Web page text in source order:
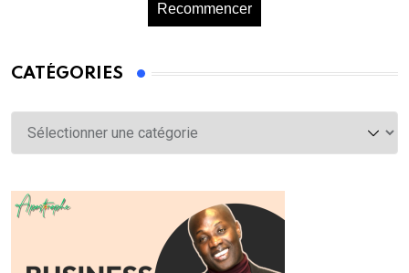
Recommencer
CATÉGORIES
Catégories